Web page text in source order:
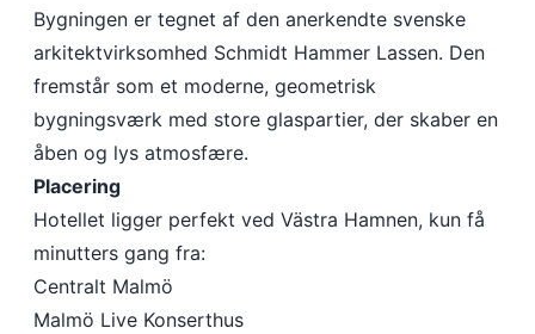
Bygningen er tegnet af den anerkendte svenske
arkitektvirksomhed Schmidt Hammer Lassen. Den
fremstår som et moderne, geometrisk
bygningsværk med store glaspartier, der skaber en
åben og lys atmosfære.
Placering
Hotellet ligger perfekt ved Västra Hamnen, kun få
minutters gang fra:
Centralt Malmö
Malmö Live Konserthus